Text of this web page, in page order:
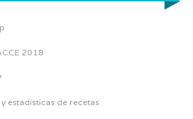
2018
estadísticas de recetas